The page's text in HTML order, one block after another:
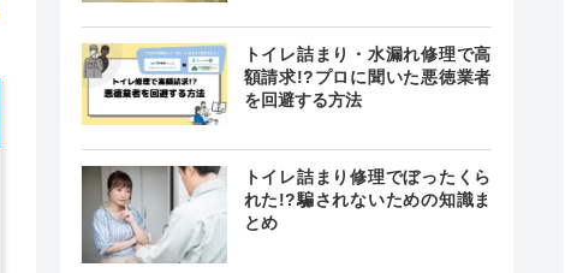
クチコミ
4.1
（198件）
トイレ詰まり・水漏れ修理で高
額請求!?プロに聞いた悪徳業者
を回避する方法
トイレ詰まり修理でぼったくら
れた!?騙されないための知識ま
とめ